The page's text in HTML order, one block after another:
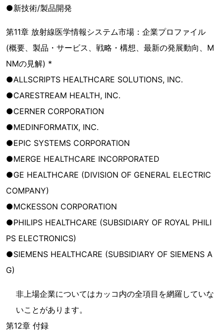
●新技術/製品開発
第11章 放射線医学情報システム市場：企業プロファイル
(概要、製品・サービス、戦略・構想、最新の発展動向、M
NMの見解) *
●ALLSCRIPTS HEALTHCARE SOLUTIONS, INC.
●CARESTREAM HEALTH, INC.
●CERNER CORPORATION
●MEDINFORMATIX, INC.
●EPIC SYSTEMS CORPORATION
●MERGE HEALTHCARE INCORPORATED
●GE HEALTHCARE (DIVISION OF GENERAL ELECTRIC
COMPANY)
●MCKESSON CORPORATION
●PHILIPS HEALTHCARE (SUBSIDIARY OF ROYAL PHILI
PS ELECTRONICS)
●SIEMENS HEALTHCARE (SUBSIDIARY OF SIEMENS A
G)
非上場企業についてはカッコ内の全項目を網羅していな
いことがあります。
第12章 付録